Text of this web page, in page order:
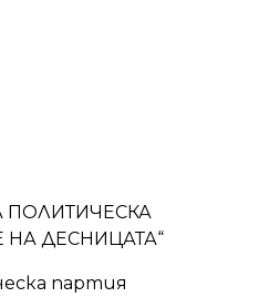
ДЕСНИЦАТА“
партия